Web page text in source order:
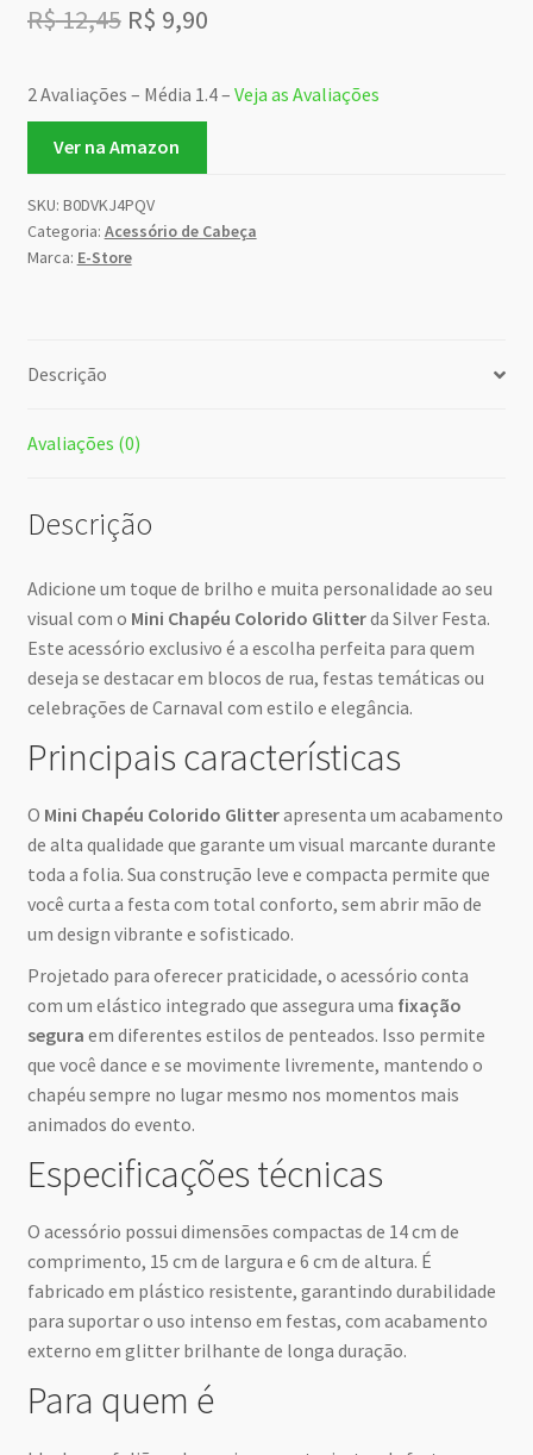
R$12,45 O
original
era:
R$ 9,90O
atual
2 Avaliações – Média 1.4 – Veja as Avaliações
Ver na Amazon
SKU: B0DVKJ4PQV
Categoria: Acessório de Cabeça
Marca: E-Store
Descrição
Avaliações (0)
Descrição
Adicione um toque de brilho e muita personalidade ao seu
visual com o Mini Chapéu Colorido Glitterda Silver Festa.
Este acessório exclusivo é a escolha perfeita para quem
deseja se destacar em blocos de rua, festas temáticas ou
celebrações de Carnaval com estilo e elegância.
Principais características
O Mini Chapéu Colorido Glitterapresenta um acabamento
de alta qualidade que garante um visual marcante durante
toda a folia. Sua construção leve e compacta permite que
você curta a festa com total conforto, sem abrir mão de
um design vibrante e sofisticado.
Projetado para oferecer praticidade, o acessório conta
com um elástico integrado que assegura uma fixação
segura em diferentes estilos de penteados. Isso permite
que você dance e se movimente livremente, mantendo o
chapéu sempre no lugar mesmo nos momentos mais
animados do evento.
Especificações técnicas
O acessório possui dimensões compactas de 14 cm de
comprimento, 15 cm de largura e 6 cm de altura. É
fabricado em plástico resistente, garantindo durabilidade
para suportar o uso intenso em festas, com acabamento
externo em glitter brilhante de longa duração.
Para quem é